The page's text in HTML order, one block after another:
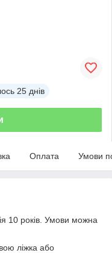
25 днів
Оплата Умови
10 років. Умови можна
ліжка або